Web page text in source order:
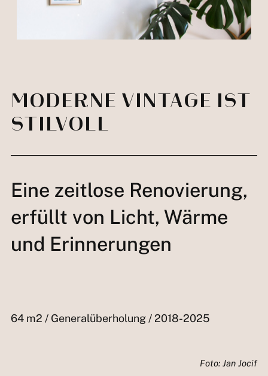
MODERNE VINTAGE IST
STILVOLL
Eine zeitlose Renovierung,
erfüllt von Licht, Wärme
und Erinnerungen
64 m2 / Generalüberholung / 2018-2025
Foto: Jan Jocif